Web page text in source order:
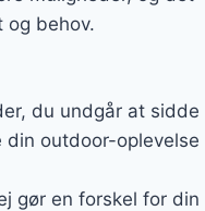
behov.
du undgår at sidde
outdoor-oplevelse
gør en forskel for din